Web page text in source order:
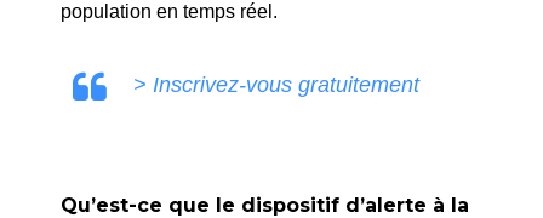
population en temps réel.
> Inscrivez-vous gratuitement
Qu’est-ce que le dispositif d’alerte à la